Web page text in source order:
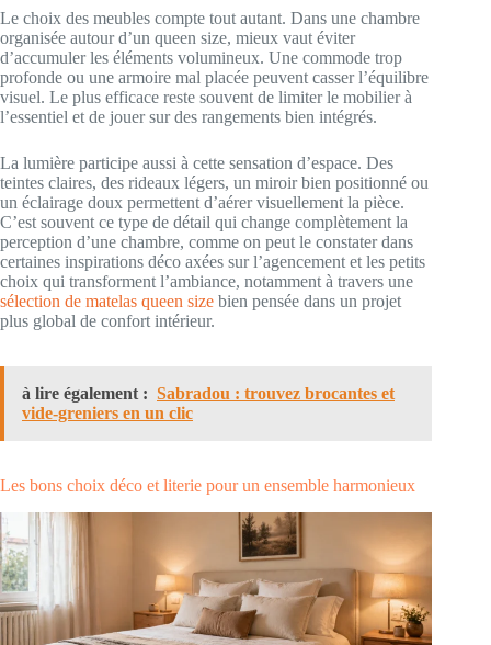
Le choix des meubles compte tout autant. Dans une chambre
organisée autour d’un queen size, mieux vaut éviter
d’accumuler les éléments volumineux. Une commode trop
profonde ou une armoire mal placée peuvent casser l’équilibre
visuel. Le plus efficace reste souvent de limiter le mobilier à
l’essentiel et de jouer sur des rangements bien intégrés.
La lumière participe aussi à cette sensation d’espace. Des
teintes claires, des rideaux légers, un miroir bien positionné ou
un éclairage doux permettent d’aérer visuellement la pièce.
C’est souvent ce type de détail qui change complètement la
perception d’une chambre, comme on peut le constater dans
certaines inspirations déco axées sur l’agencement et les petits
choix qui transforment l’ambiance, notamment à travers une
sélection de matelas queen size bien pensée dans un projet
plus global de confort intérieur.
à lire également : Sabradou : trouvez brocantes et
vide-greniers en un clic
Les bons choix déco et literie pour un ensemble harmonieux